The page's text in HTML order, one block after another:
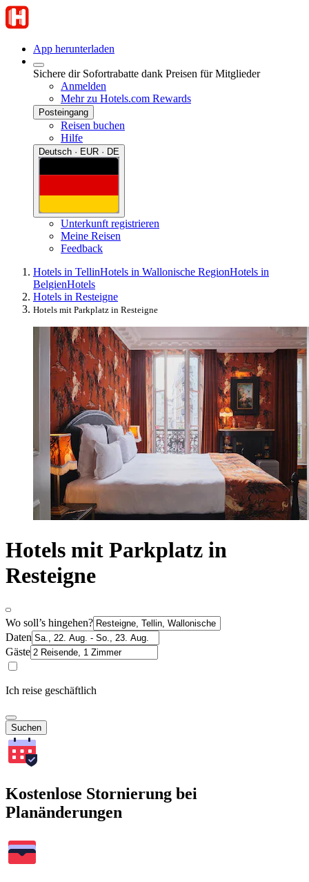
App herunterladen
Sichere dir Sofortrabatte dank Preisen für Mitglieder
Anmelden
Mehr zu Hotels.com Rewards
Posteingang
Reisen buchen
Hilfe
Deutsch · EUR · DE
Unterkunft registrieren
Meine Reisen
Feedback
Hotels in TellinHotels in Wallonische RegionHotels in
BelgienHotels
Hotels in Resteigne
Hotels mit Parkplatz in Resteigne
Hotels mit Parkplatz in
Resteigne
Wo soll’s hingehen?
Daten
Gäste
Ich reise geschäftlich
Suchen
Kostenlose Stornierung bei
Planänderungen